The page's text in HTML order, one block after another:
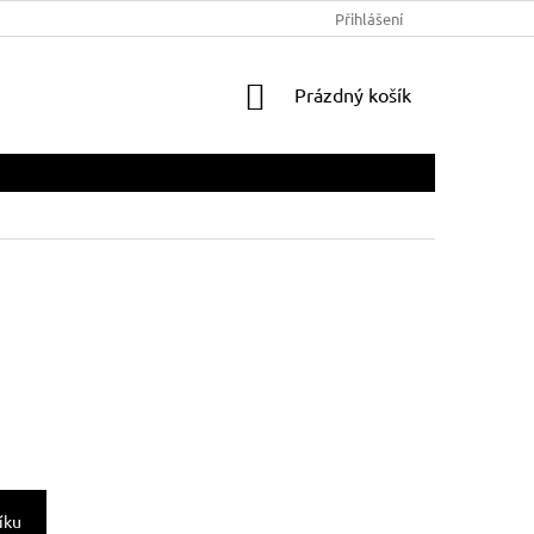
Přihlášení
NÁKUPNÍ
Prázdný košík